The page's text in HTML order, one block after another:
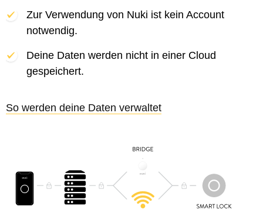
Zur Verwendung von Nuki ist kein Account
notwendig.
Deine Daten werden nicht in einer Cloud
gespeichert.
So werden deine Daten verwaltet